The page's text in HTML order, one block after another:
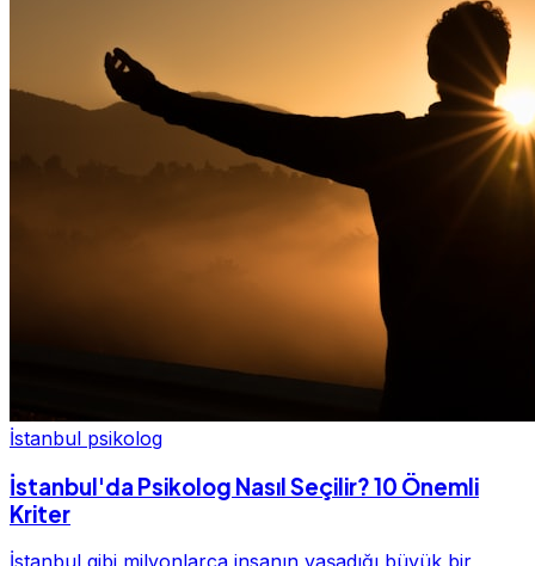
İstanbul psikolog
İstanbul'da Psikolog Nasıl Seçilir? 10 Önemli
Kriter